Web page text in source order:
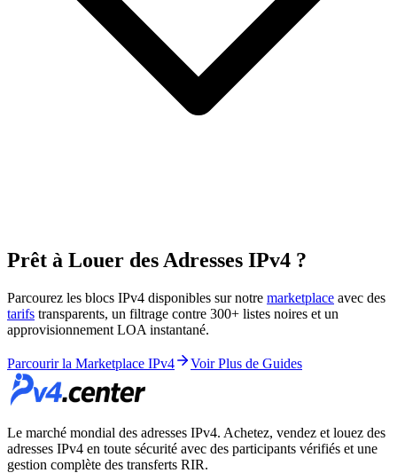
Prêt à Louer des Adresses IPv4 ?
Parcourez les blocs IPv4 disponibles sur notre marketplace avec des
tarifs transparents, un filtrage contre 300+ listes noires et un
approvisionnement LOA instantané.
Parcourir la Marketplace IPv4 Voir Plus de Guides
Le marché mondial des adresses IPv4. Achetez, vendez et louez des
adresses IPv4 en toute sécurité avec des participants vérifiés et une
gestion complète des transferts RIR.